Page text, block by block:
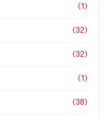
(1)
(32)
(32)
(1)
(38)